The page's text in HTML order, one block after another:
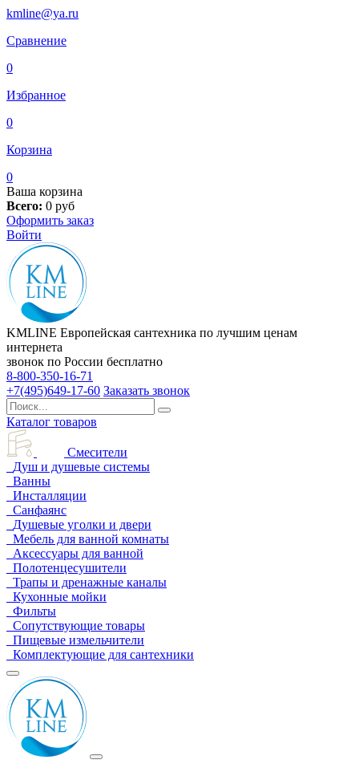
kmline@ya.ru
Сравнение
0
Избранное
0
Корзина
0
Ваша корзина
Всего: 0 руб
Оформить заказ
Войти
KMLINE Европейская сантехника по лучшим ценам
интернета
звонок по России бесплатно
8-800-350-16-71
+7(495)649-17-60 Заказать звонок
Каталог товаров
Смесители
Душ и душевые системы
Ванны
Инсталляции
Санфаянс
Душевые уголки и двери
Мебель для ванной комнаты
Аксессуары для ванной
Полотенцесушители
Трапы и дренажные каналы
Кухонные мойки
Фильты
Сопутствующие товары
Пищевые измельчители
Комплектующие для сантехники